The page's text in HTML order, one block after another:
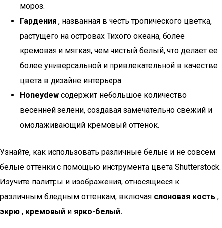
мороз.
Гардения , названная в честь тропического цветка,
растущего на островах Тихого океана, более
кремовая и мягкая, чем чистый белый, что делает ее
более универсальной и привлекательной в качестве
цвета в дизайне интерьера.
Honeydew содержит небольшое количество
весенней зелени, создавая замечательно свежий и
омолаживающий кремовый оттенок.
Узнайте, как использовать различные белые и не совсем
белые оттенки с помощью инструмента цвета Shutterstock.
Изучите палитры и изображения, относящиеся к
различным бледным оттенкам, включая слоновая кость ,
экрю , кремовый и ярко-белый.